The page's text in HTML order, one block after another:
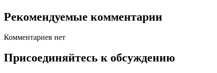
Рекомендуемые комментарии
Комментариев нет
Присоединяйтесь к обсуждению